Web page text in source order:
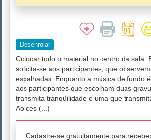
Desenrolar
Colocar todo o material no centro da sala.
solicita-se aos participantes, que
espalhadas. Enquanto a música de fundo
aos participantes que escolham duas
transmita tranqüilidade e uma que
Ao ces (...)
Cadastre-se gratuitamente para